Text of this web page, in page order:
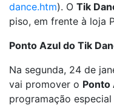
dance.htm). O Tik
piso, em frente à loja
Ponto Azul do Tik
Na segunda, 24 de
vai promover o Ponto
programação